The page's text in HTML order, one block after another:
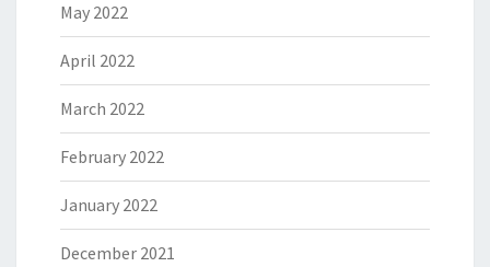
May 2022
April 2022
March 2022
February 2022
January 2022
December 2021